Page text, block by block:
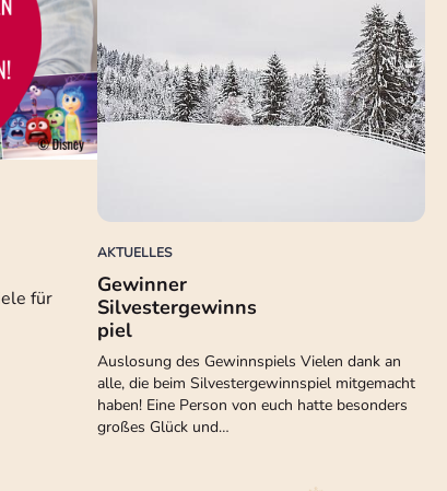
für
AKTUELLES
Gewinner
Silvestergewinns
piel
Auslosung des Gewinnspiels Vielen dank an
alle, die beim Silvestergewinnspiel mitgemacht
haben! Eine Person von euch hatte besonders
großes Glück und…